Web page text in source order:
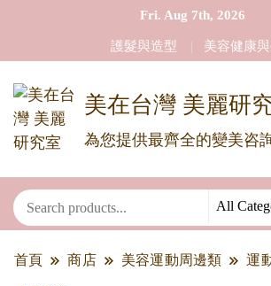
Fri. Aug 7th, 2026
護髮與造型 美容健康
美在台灣 美麗研
為您提供最齊全的變美咨
首頁 商店 美容運動周邊類 運